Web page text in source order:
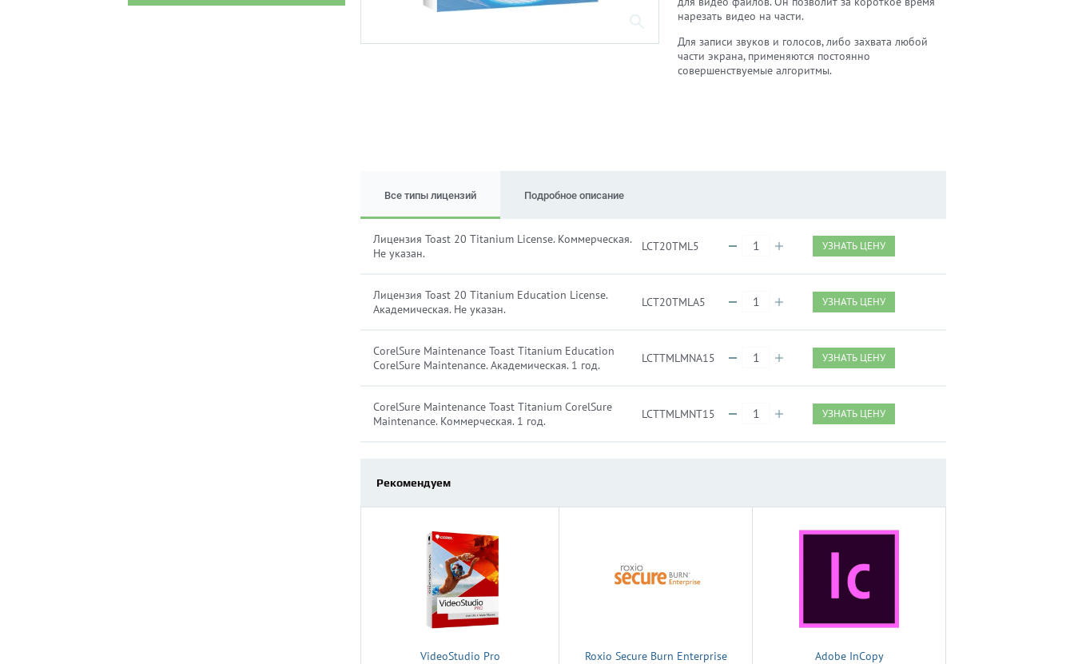
нарезать видео на части.
Для записи звуков и голосов, либо захвата любой
части экрана, применяются постоянно
совершенствуемые алгоритмы.
Все типы лицензий Подробное описание
Лицензия Toast 20 Titanium License. Коммерческая.
Не указан.
LCT20TML5 УЗНАТЬ ЦЕНУ
Лицензия Toast 20 Titanium Education License.
Академическая. Не указан.
LCT20TMLA5 УЗНАТЬ ЦЕНУ
CorelSure Maintenance Toast Titanium Education
CorelSure Maintenance. Академическая. 1 год.
LCTTMLMNA15 УЗНАТЬ ЦЕНУ
CorelSure Maintenance Toast Titanium CorelSure
Maintenance. Коммерческая. 1 год.
LCTTMLMNT15 УЗНАТЬ ЦЕНУ
Рекомендуем
VideoStudio Pro Roxio Secure Burn Enterprise Adobe InCopy